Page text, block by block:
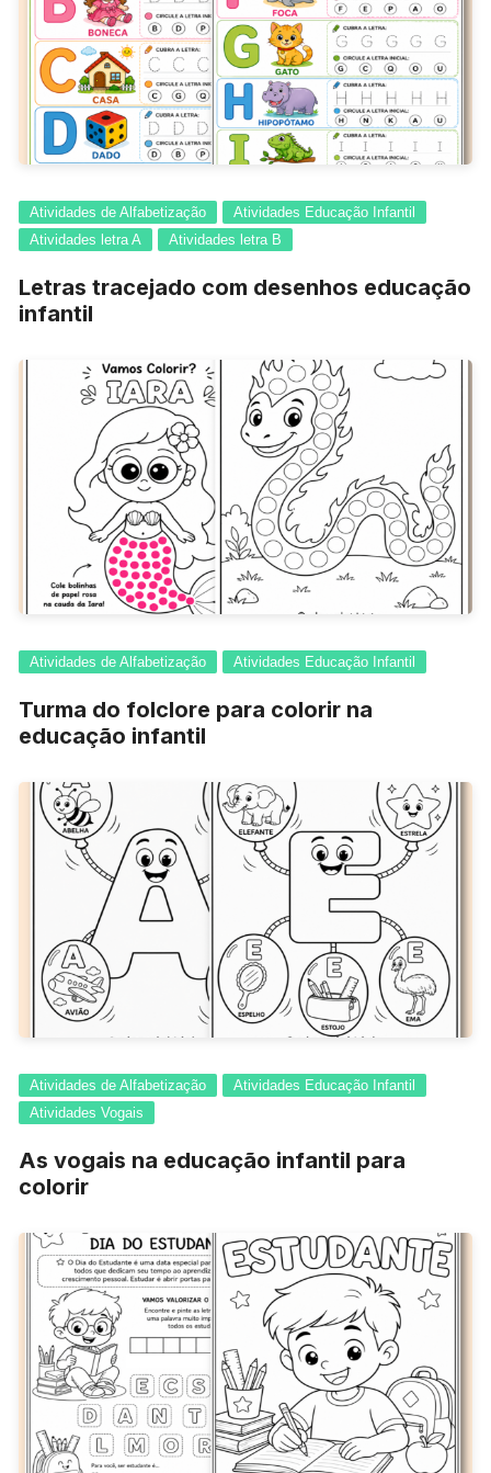
Atividades de Alfabetização
Atividades Educação Infantil
Atividades letra A
Atividades letra B
Letras tracejado com desenhos educação
infantil
Atividades de Alfabetização Atividades Educação Infantil
Turma do folclore para colorir na
educação infantil
Atividades de Alfabetização
Atividades Educação Infantil
Atividades Vogais
As vogais na educação infantil para
colorir